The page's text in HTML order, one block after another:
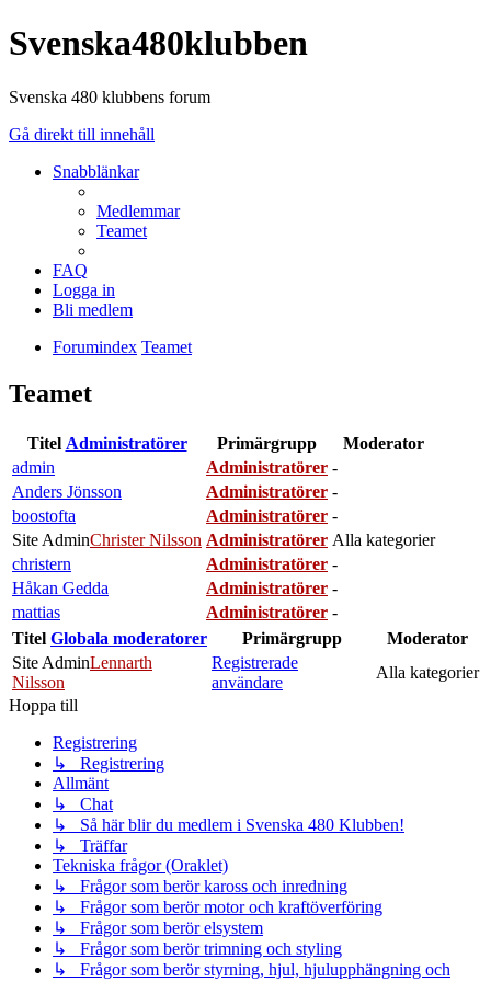
Svenska480klubben
Svenska 480 klubbens forum
Gå direkt till innehåll
Snabblänkar
Medlemmar
Teamet
FAQ
Logga in
Bli medlem
Forumindex Teamet
Teamet
Titel Administratörer Primärgrupp
Moderator
admin
Administratörer -
Anders Jönsson
Administratörer -
boostofta
Administratörer -
Site AdminChrister Nilsson Administratörer Alla kategorier
christern
Administratörer -
Håkan Gedda
Administratörer -
mattias
Administratörer -
Titel Globala moderatorer Primärgrupp
Moderator
Site AdminLennarth
Nilsson
Registrerade
användare
Alla kategorier
Hoppa till
Registrering
↳ Registrering
Allmänt
↳ Chat
↳ Så här blir du medlem i Svenska 480 Klubben!
↳ Träffar
Tekniska frågor (Oraklet)
↳ Frågor som berör kaross och inredning
↳ Frågor som berör motor och kraftöverföring
↳ Frågor som berör elsystem
↳ Frågor som berör trimning och styling
↳ Frågor som berör styrning, hjul, hjulupphängning och